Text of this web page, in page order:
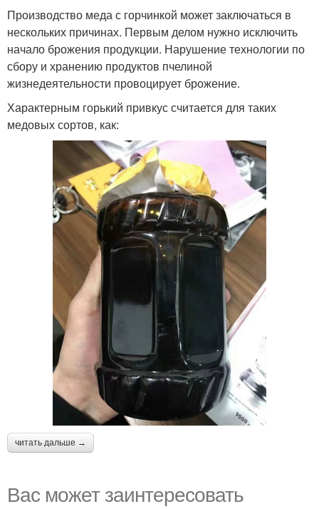
Производство меда с горчинкой может заключаться в
нескольких причинах. Первым делом нужно исключить
начало брожения продукции. Нарушение технологии по
сбору и хранению продуктов пчелиной
жизнедеятельности провоцирует брожение.
Характерным горький привкус считается для таких
медовых сортов, как:
читать дальше →
Вас может заинтересовать